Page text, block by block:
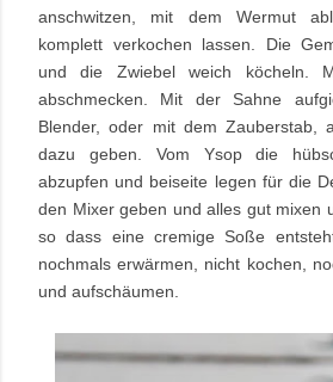
anschwitzen, mit dem Wermut
komplett verkochen lassen. Die
und die Zwiebel weich köcheln.
abschmecken. Mit der Sahne
Blender, oder mit dem Zauberstab,
dazu geben. Vom Ysop die
abzupfen und beiseite legen für die
den Mixer geben und alles gut mixen
so dass eine cremige Soße
nochmals erwärmen, nicht kochen,
und aufschäumen.